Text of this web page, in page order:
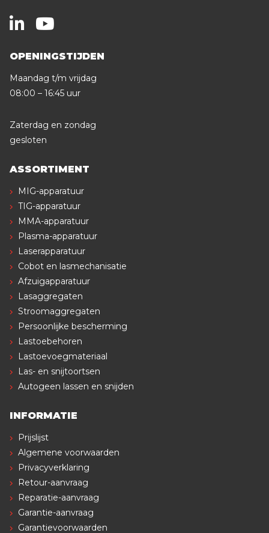
OPENINGSTIJDEN
Maandag t/m vrijdag
08:00 – 16:45 uur
Zaterdag en zondag
gesloten
ASSORTIMENT
MIG-apparatuur
TIG-apparatuur
MMA-apparatuur
Plasma-apparatuur
Laserapparatuur
Cobot en lasmechanisatie
Afzuigapparatuur
Lasaggregaten
Stroomaggregaten
Persoonlijke bescherming
Lastoebehoren
Lastoevoegmateriaal
Las- en snijtoortsen
Autogeen lassen en snijden
INFORMATIE
Prijslijst
Algemene voorwaarden
Privacyverklaring
Retour-aanvraag
Reparatie-aanvraag
Garantie-aanvraag
Garantievoorwaarden